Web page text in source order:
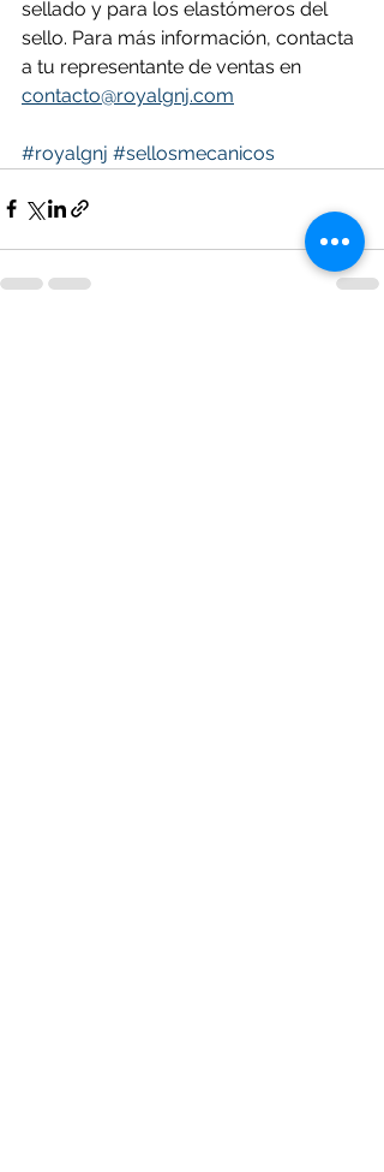
sellado y para los elastómeros del
sello. Para más información, contacta
a tu representante de ventas en
contacto@royalgnj.com
#royalgnj #sellosmecanicos